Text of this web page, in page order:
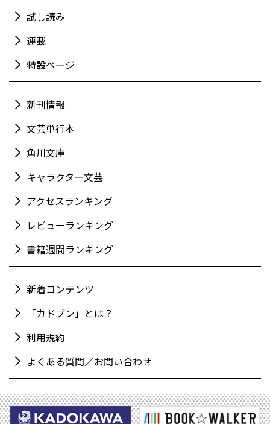
試し読み
連載
特設ページ
新刊情報
文芸単行本
角川文庫
キャラクター文芸
アクセスランキング
レビューランキング
書籍週間ランキング
新着コンテンツ
「カドブン」とは？
利用規約
よくある質問／お問い合わせ